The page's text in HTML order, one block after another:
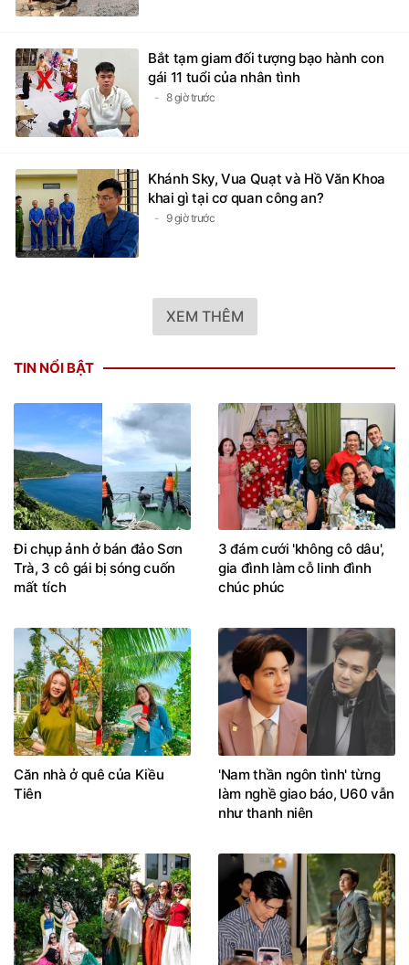
Bắt tạm giam đối tượng bạo hành con
gái 11 tuổi của nhân tình
8 giờ trước
Khánh Sky, Vua Quạt và Hồ Văn Khoa
khai gì tại cơ quan công an?
9 giờ trước
XEM THÊM
TIN NỔI BẬT
Đi chụp ảnh ở bán đảo Sơn
Trà, 3 cô gái bị sóng cuốn
mất tích
3 đám cưới 'không cô dâu',
gia đình làm cỗ linh đình
chúc phúc
Căn nhà ở quê của Kiều
Tiên
'Nam thần ngôn tình' từng
làm nghề giao báo, U60 vẫn
như thanh niên